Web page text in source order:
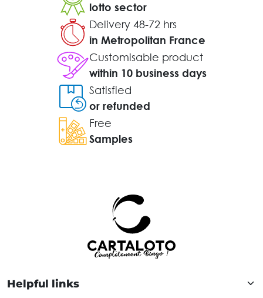
lotto sector
Delivery 48-72 hrs
in Metropolitan France
Customisable product
within 10 business days
Satisfied
or refunded
Free
Samples
Helpful links